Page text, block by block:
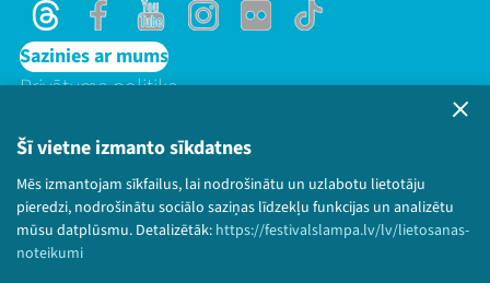
Šī vietne izmanto sīkdatnes
Mēs izmantojam sīkfailus, lai nodrošinātu un uzlabotu lietotāju
pieredzi, nodrošinātu sociālo saziņas līdzekļu funkcijas un analizētu
mūsu datplūsmu. Detalizētāk: https://festivalslampa.lv/lv/lietosanas-
noteikumi
ThreadsFacebookYoutubeInstagram
Flick TikTok
Sazinies ar mums
Privātuma politika
Bērnu aizsardzības politika
© 2026 Sarunu festivāls LAMPA Visas tiesības
paturētas.